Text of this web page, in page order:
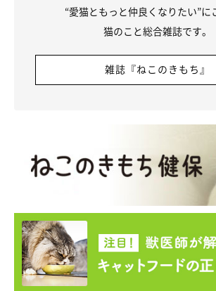
“愛猫ともっと仲良くなりたい”に
猫のこと総合雑誌です。
雑誌『ねこのきもち』